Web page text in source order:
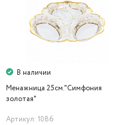
В наличии
Менажница 25см."Симфония
золотая"
Артикул: 1086